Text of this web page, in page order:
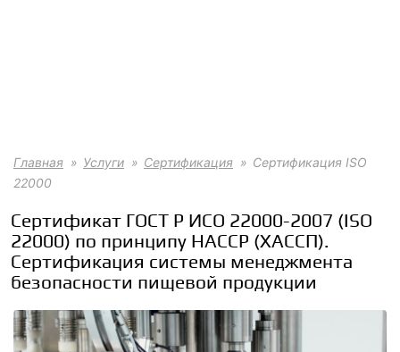
Главная Услуги Сертификация
Сертификация ISO
22000
Сертификат ГОСТ Р ИСО 22000-2007 (ISO
22000) по принципу HACCP (ХАССП).
Сертификация системы менеджмента
безопасности пищевой продукции